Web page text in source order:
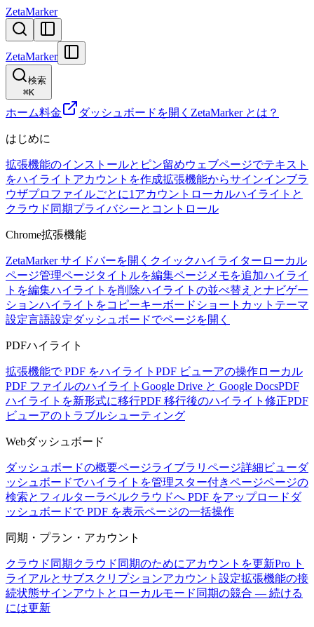
ZetaMarker
ZetaMarker
検索
⌘K
ホーム料金 ダッシュボードを開く ZetaMarker とは？
はじめに
拡張機能のインストールとピン留めウェブページでテキスト
をハイライト アカウントを作成拡張機能からサインインブラ
ウザプロファイルごとに1アカウント ローカルハイライトと
クラウド同期プライバシーとコントロール
Chrome拡張機能
ZetaMarker サイドバーを開く クイックハイライター ローカル
ページ管理ページタイトルを編集ページメモを追加ハイライ
トを編集ハイライトを削除ハイライトの並べ替えとナビゲー
ションハイライトをコピーキーボードショートカット テーマ
設定言語設定ダッシュボードでページを開く
PDFハイライト
拡張機能で PDF をハイライト PDF ビューアの操作ローカル
PDF ファイルのハイライト Google Drive と Google DocsPDF
ハイライトを新形式に移行PDF 移行後のハイライト修正PDF
ビューアのトラブルシューティング
Webダッシュボード
ダッシュボードの概要ページライブラリ ページ詳細ビューダ
ッシュボードでハイライトを管理スター付きページページの
検索とフィルターラベルクラウドへ PDF をアップロード ダ
ッシュボードで PDF を表示ページの一括操作
同期・プラン・アカウント
クラウド同期 クラウド同期のためにアカウントを更新Pro ト
ライアルとサブスクリプションアカウント設定拡張機能の接
続状態サインアウトとローカルモード 同期の競合 — 続ける
には更新